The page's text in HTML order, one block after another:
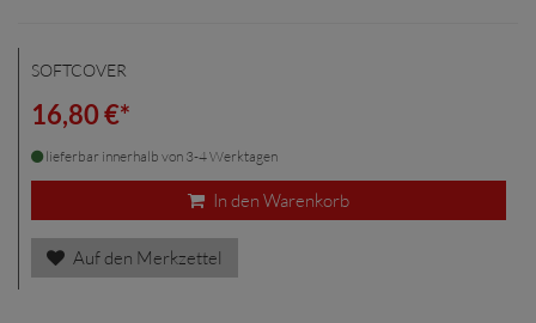
SOFTCOVER
16,80 €*
lieferbar innerhalb von 3-4 Werktagen
In den Warenkorb
Auf den Merkzettel